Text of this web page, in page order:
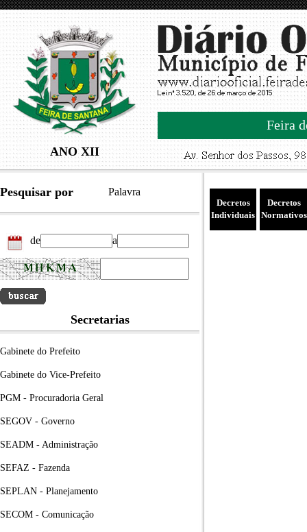
ANO XII
Feira
Pesquisar por Palavra
de a
Secretarias
Gabinete do Prefeito
Gabinete do Vice-Prefeito
PGM - Procuradoria Geral
SEGOV - Governo
SEADM - Administração
SEFAZ - Fazenda
SEPLAN - Planejamento
SECOM - Comunicação
Decretos
Individuais
Decretos
Normativos